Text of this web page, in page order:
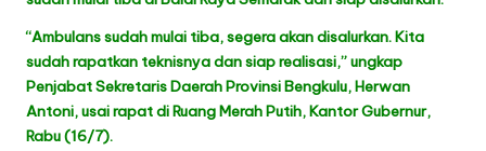
“Ambulans sudah mulai tiba, segera akan disalurkan. Kita
sudah rapatkan teknisnya dan siap realisasi,” ungkap
Penjabat Sekretaris Daerah Provinsi Bengkulu, Herwan
Antoni, usai rapat di Ruang Merah Putih, Kantor Gubernur,
Rabu (16/7).